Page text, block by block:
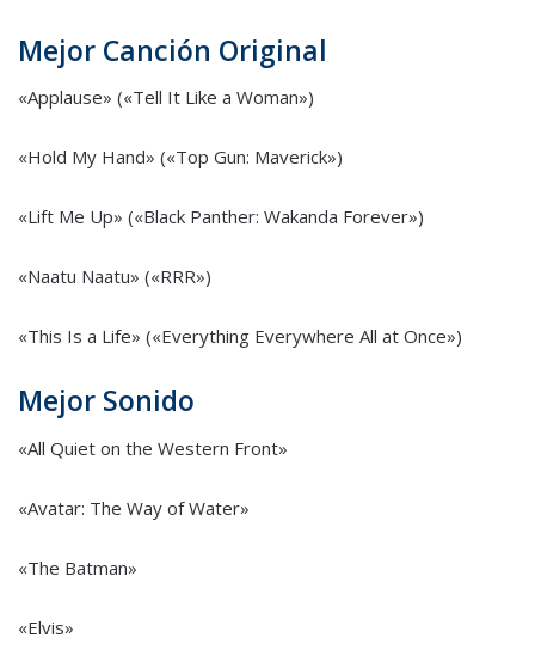
Mejor Canción Original
«Applause» («Tell It Like a Woman»)
«Hold My Hand» («Top Gun: Maverick»)
«Lift Me Up» («Black Panther: Wakanda Forever»)
«Naatu Naatu» («RRR»)
«This Is a Life» («Everything Everywhere All at Once»)
Mejor Sonido
«All Quiet on the Western Front»
«Avatar: The Way of Water»
«The Batman»
«Elvis»